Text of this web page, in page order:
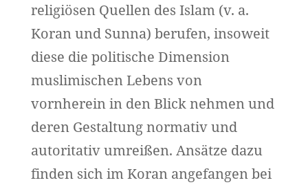
religiösen Quellen des Islam (v. a.
Koran und Sunna) berufen, insoweit
diese die politische Dimension
muslimischen Lebens von
vornherein in den Blick nehmen und
deren Gestaltung normativ und
autoritativ umreißen. Ansätze dazu
finden sich im Koran angefangen bei